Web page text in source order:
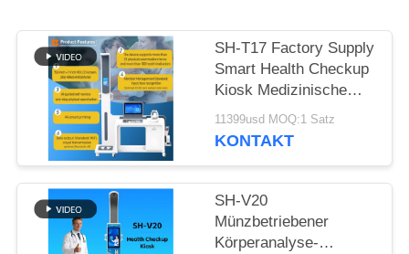
VR
SITEMAP
PRIVACY
POLICY
SH-T17 Factory Supply
Smart Health Checkup
Kiosk Medizinische
Diagnosegeräte mit
Körperanalysator
11399usd MOQ:1 Satz
KONTAKT
SH-V20
Münzbetriebener
Körperanalyse-